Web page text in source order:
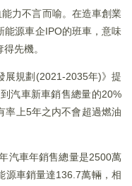
力不言而喻。在造車創業
能源車企IPO的班車，意味
先機。
展規劃(2021-2035年)》提
汽車新車銷售總量的20%
率上5年之内不會超過燃油
汽車年銷售總量是2500萬
源車銷量達136.7萬輛，相